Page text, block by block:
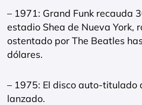
– 1971: Grand Funk recauda
estadio Shea de Nueva York,
ostentado por The Beatles
dólares.
– 1975: El disco auto-titulado
lanzado.